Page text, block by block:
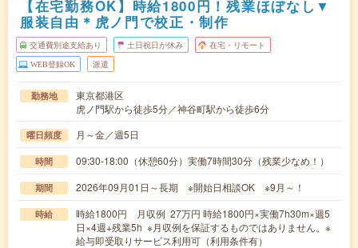
【在宅勤務OK】時給1800円！残業ほぼなし▼
服装自由＊虎ノ門で校正・制作
交通費別途支給あり 土日祝日が休み 在宅・リモート
WEB登録OK 派遣
勤務地
東京都港区
虎ノ門駅から徒歩5分／神谷町駅から徒歩6分
曜日頻度 月～金／週5日
時間 09:30-18:00（休憩60分）実働7時間30分（残業少なめ！）
期間 2026年09月01日～長期 ※開始日相談OK ※9月～！
時給
時給1800円 月収例 27万円 時給1800円×実働7h30m×週5
日×4週+残業5h ※月収例を保証するものではありません。※
給与即受取りサービス利用可（利用条件有）